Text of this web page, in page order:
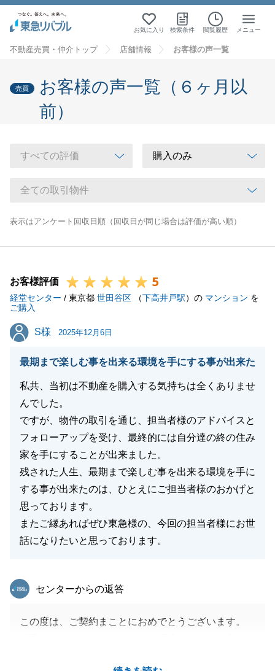
お気に入り 検索条件 閲覧履歴 メニュー
不動産売買・仲介トップ 店舗情報 お客様の声一覧
売買
お客様の声一覧（６ヶ月以
前）
表示はアンケート回収日順（回収日が同じ場合は評価が高い順）
お客様評価 5
経堂センター / 東京都 世田谷区 （下高井戸駅）の マンション を
ご購入
S様
S様 2025年12月6日
最期まで楽しむ事を出来る環境を手にする事が出来た
私共、当初は不動産を購入する気持ちは全くありませ
んでした。
ですが、物件の取引を通じ、担当者様のアドバイスと
フォローアップを受け、最終的には自分達の終の住み
家を手にすることが出来ました。
残された人生、最期まで楽しむ事を出来る環境を手に
する事が出来たのは、ひとえにご担当者様のおかげと
思っております。
またご縁あればぜひ東急様の、今回の担当者様にお世
話になりたいと思っております。
東急リバブル
センターからの返答
この度は、ご契約まことにおめでとうございます。